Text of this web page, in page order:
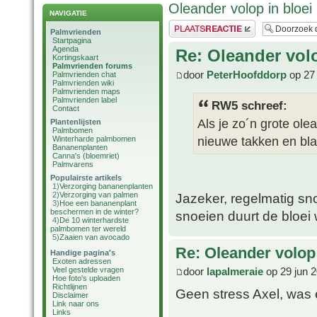
NAVIGATIE
Palmvrienden
Startpagina
Agenda
Kortingskaart
Palmvrienden forums
Palmvrienden chat
Palmvrienden wiki
Palmvrienden maps
Palmvrienden label
Contact
Plantenlijsten
Palmbomen
Winterharde palmbomen
Bananenplanten
Canna's (bloemriet)
Palmvarens
Populairste artikels
1)Verzorging bananenplanten
2)Verzorging van palmen
3)Hoe een bananenplant
beschermen in de winter?
4)De 10 winterhardste
palmbomen ter wereld
5)Zaaien van avocado
Handige pagina's
Exoten adressen
Veel gestelde vragen
Hoe foto's uploaden
Richtlijnen
Disclaimer
Link naar ons
Links
Oleander volop in bloei
Plaats een reactie
Re: Oleander
door PeterHoofddorp op
RW5 schreef:
Als je zo´n grote
nieuwe takken en
Jazeker, regelmatig
snoeien duurt de bloei
Re: Oleander
door lapalmeraie op 29 jun
Geen stress Axel,